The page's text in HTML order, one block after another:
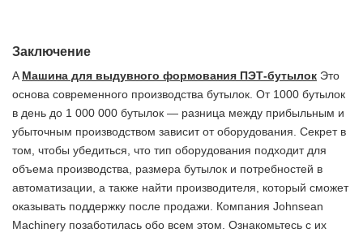
Заключение
AМашина для выдувного формования ПЭТ-бутылок Это
основа современного производства бутылок. От 1000 бутылок
в день до 1 000 000 бутылок — разница между прибыльным и
убыточным производством зависит от оборудования. Секрет в
том, чтобы убедиться, что тип оборудования подходит для
объема производства, размера бутылок и потребностей в
автоматизации, а также найти производителя, который сможет
оказывать поддержку после продажи. Компания Johnsean
Machinery позаботилась обо всем этом. Ознакомьтесь с их